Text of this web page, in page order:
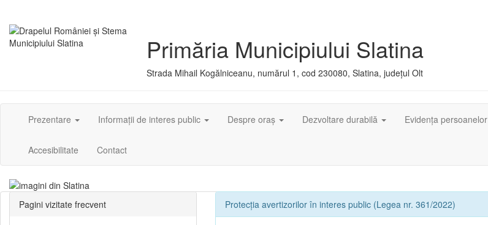
Primăria Municipiului Slatina
Strada Mihail Kogălniceanu, numărul 1, cod 230080, Slatina, județul Olt
Prezentare Informații de interes public Despre oraș Dezvoltare durabilă Evidența persoanelor
Accesibilitate Contact
Protecția avertizorilor în interes public (Legea nr. 361/2022)
Pagini vizitate frecvent